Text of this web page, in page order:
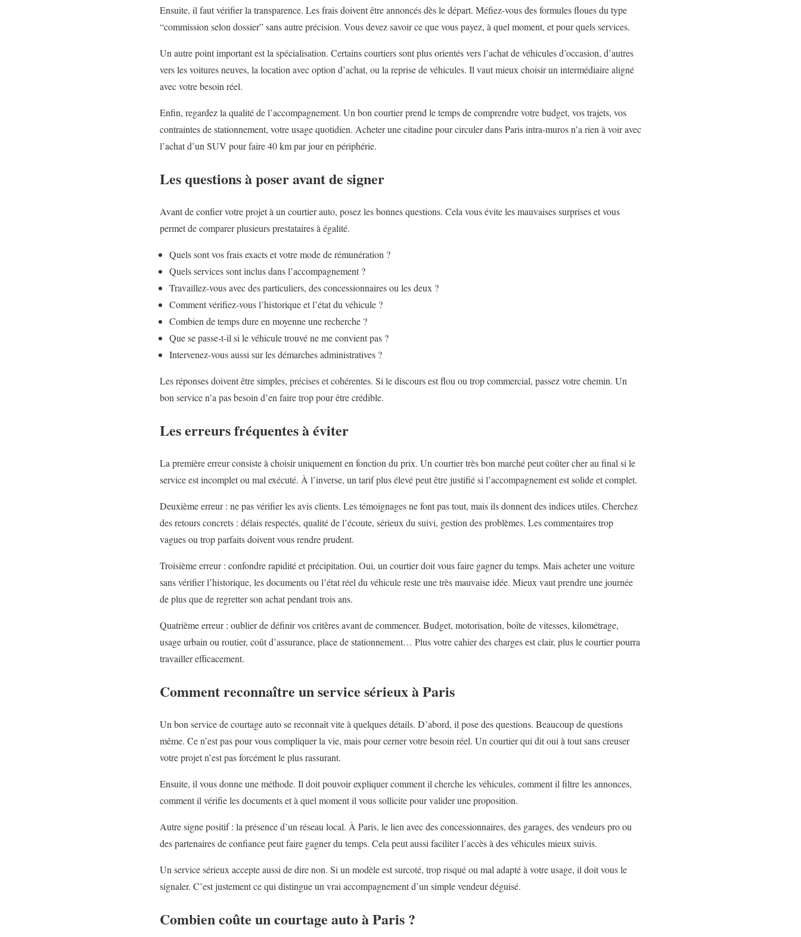
Ensuite, il faut vérifier la transparence. Les frais doivent être annoncés dès le départ. Méfiez-vous des formules floues du type
“commission selon dossier” sans autre précision. Vous devez savoir ce que vous payez, à quel moment, et pour quels services.
Un autre point important est la spécialisation. Certains courtiers sont plus orientés vers l’achat de véhicules d’occasion, d’autres
vers les voitures neuves, la location avec option d’achat, ou la reprise de véhicules. Il vaut mieux choisir un intermédiaire aligné
avec votre besoin réel.
Enfin, regardez la qualité de l’accompagnement. Un bon courtier prend le temps de comprendre votre budget, vos trajets, vos
contraintes de stationnement, votre usage quotidien. Acheter une citadine pour circuler dans Paris intra-muros n’a rien à voir avec
l’achat d’un SUV pour faire 40 km par jour en périphérie.
Les questions à poser avant de signer
Avant de confier votre projet à un courtier auto, posez les bonnes questions. Cela vous évite les mauvaises surprises et vous
permet de comparer plusieurs prestataires à égalité.
Quels sont vos frais exacts et votre mode de rémunération ?
Quels services sont inclus dans l’accompagnement ?
Travaillez-vous avec des particuliers, des concessionnaires ou les deux ?
Comment vérifiez-vous l’historique et l’état du véhicule ?
Combien de temps dure en moyenne une recherche ?
Que se passe-t-il si le véhicule trouvé ne me convient pas ?
Intervenez-vous aussi sur les démarches administratives ?
Les réponses doivent être simples, précises et cohérentes. Si le discours est flou ou trop commercial, passez votre chemin. Un
bon service n’a pas besoin d’en faire trop pour être crédible.
Les erreurs fréquentes à éviter
La première erreur consiste à choisir uniquement en fonction du prix. Un courtier très bon marché peut coûter cher au final si le
service est incomplet ou mal exécuté. À l’inverse, un tarif plus élevé peut être justifié si l’accompagnement est solide et complet.
Deuxième erreur : ne pas vérifier les avis clients. Les témoignages ne font pas tout, mais ils donnent des indices utiles. Cherchez
des retours concrets : délais respectés, qualité de l’écoute, sérieux du suivi, gestion des problèmes. Les commentaires trop
vagues ou trop parfaits doivent vous rendre prudent.
Troisième erreur : confondre rapidité et précipitation. Oui, un courtier doit vous faire gagner du temps. Mais acheter une voiture
sans vérifier l’historique, les documents ou l’état réel du véhicule reste une très mauvaise idée. Mieux vaut prendre une journée
de plus que de regretter son achat pendant trois ans.
Quatrième erreur : oublier de définir vos critères avant de commencer. Budget, motorisation, boîte de vitesses, kilométrage,
usage urbain ou routier, coût d’assurance, place de stationnement… Plus votre cahier des charges est clair, plus le courtier pourra
travailler efficacement.
Comment reconnaître un service sérieux à Paris
Un bon service de courtage auto se reconnaît vite à quelques détails. D’abord, il pose des questions. Beaucoup de questions
même. Ce n’est pas pour vous compliquer la vie, mais pour cerner votre besoin réel. Un courtier qui dit oui à tout sans creuser
votre projet n’est pas forcément le plus rassurant.
Ensuite, il vous donne une méthode. Il doit pouvoir expliquer comment il cherche les véhicules, comment il filtre les annonces,
comment il vérifie les documents et à quel moment il vous sollicite pour valider une proposition.
Autre signe positif : la présence d’un réseau local. À Paris, le lien avec des concessionnaires, des garages, des vendeurs pro ou
des partenaires de confiance peut faire gagner du temps. Cela peut aussi faciliter l’accès à des véhicules mieux suivis.
Un service sérieux accepte aussi de dire non. Si un modèle est surcoté, trop risqué ou mal adapté à votre usage, il doit vous le
signaler. C’est justement ce qui distingue un vrai accompagnement d’un simple vendeur déguisé.
Combien coûte un courtage auto à Paris ?